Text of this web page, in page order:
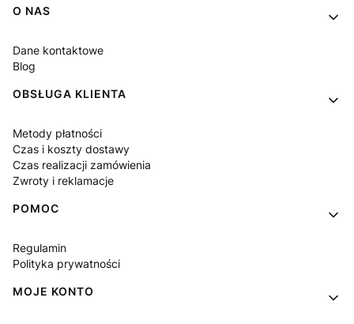
Linki w stopce
O NAS
Dane kontaktowe
Blog
OBSŁUGA KLIENTA
Metody płatności
Czas i koszty dostawy
Czas realizacji zamówienia
Zwroty i reklamacje
POMOC
Regulamin
Polityka prywatności
MOJE KONTO